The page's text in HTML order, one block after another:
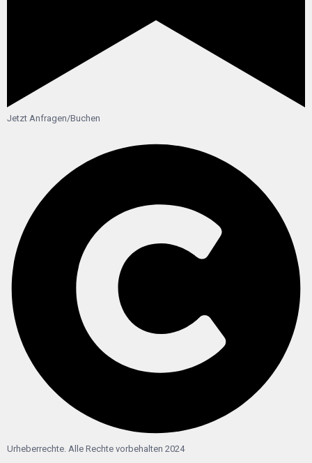
Jetzt Anfragen/Buchen
Urheberrechte. Alle Rechte vorbehalten 2024